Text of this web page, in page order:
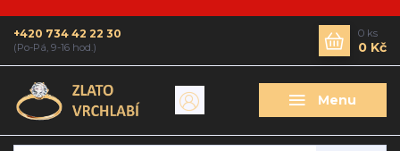
Menu
+420 734 42 22 30
(Po-Pá, 9-16 hod.)
0 ks
0 Kč